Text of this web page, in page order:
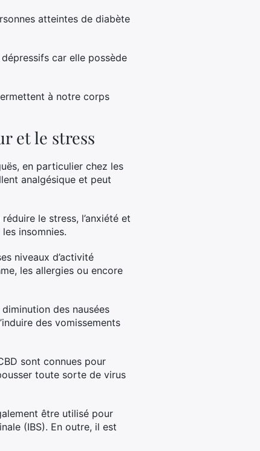
atteintes de diabète
car elle possède
à notre corps
et le stress
en particulier chez les
analgésique et peut
le stress, l’anxiété et
insomnies.
niveaux d’activité
les allergies ou encore
des nausées
des vomissements
sont connues pour
toute sorte de virus
être utilisé pour
(IBS). En outre, il est